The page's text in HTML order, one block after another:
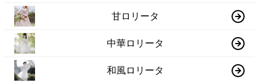
甘ロリータ
中華ロリータ
和風ロリータ